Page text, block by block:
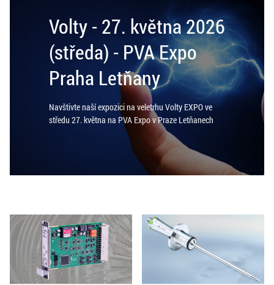
Volty - 27. května 2026
(středa) - PVA Expo
Praha Letňany
Navštivte naší expozici na veletrhu Volty EXPO ve
středu 27. května na PVA Expo v Praze Letňanech